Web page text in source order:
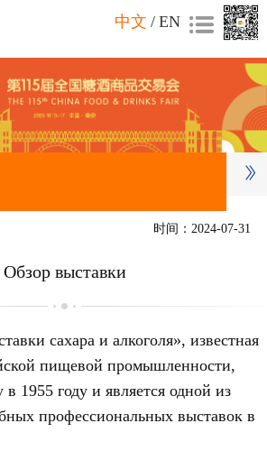
中文 / EN
时间：2024-07-31
Обзор выставки
сахара и алкоголя», известная
пищевой промышленности,
в 1955 году и является одной из
профессиональных выставок в